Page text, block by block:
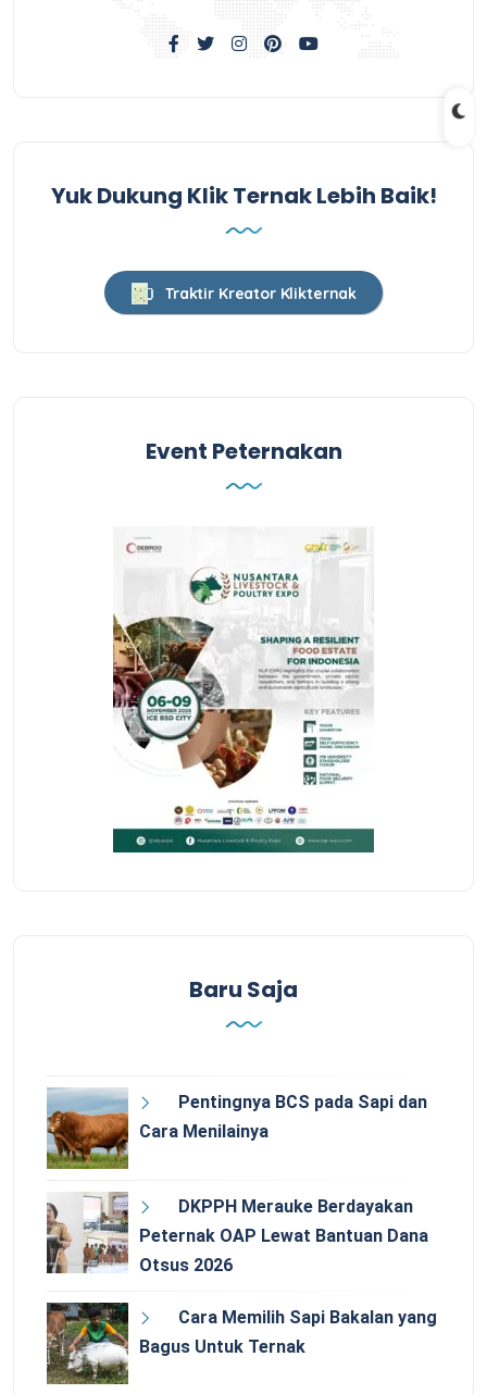
Yuk Dukung Klik Ternak Lebih Baik!
Traktir Kreator Klikternak
Event Peternakan
Baru Saja
Pentingnya BCS pada Sapi dan
Cara Menilainya
DKPPH Merauke Berdayakan
Peternak OAP Lewat Bantuan Dana
Otsus 2026
Cara Memilih Sapi Bakalan yang
Bagus Untuk Ternak